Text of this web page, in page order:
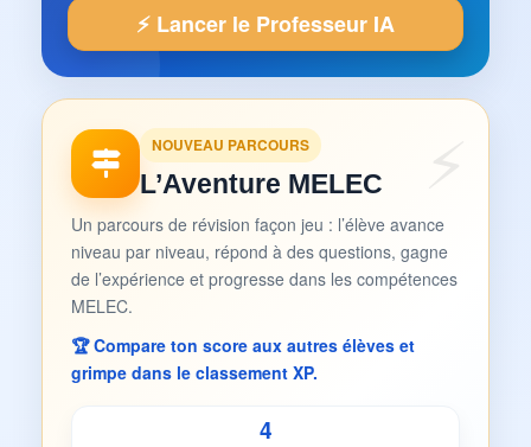
⚡ Lancer le Professeur IA
NOUVEAU PARCOURS
L’Aventure MELEC
Un parcours de révision façon jeu : l’élève avance
niveau par niveau, répond à des questions, gagne
de l’expérience et progresse dans les compétences
MELEC.
🏆 Compare ton score aux autres élèves et
grimpe dans le classement XP.
4